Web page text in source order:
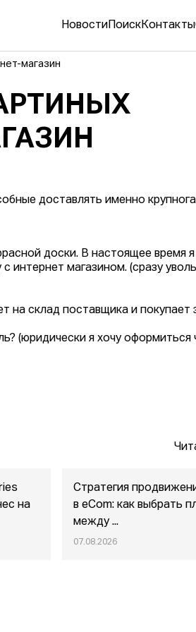
Новости ПоискКонтакты
магазин
доставлять именно
доски. В настоящее время
интернет магазином. (сразу
на склад поставщика и покупает
(юридически я хочу оформиться
на
Стратегия
в eСom: как выбрать
между ...
07.08.2026